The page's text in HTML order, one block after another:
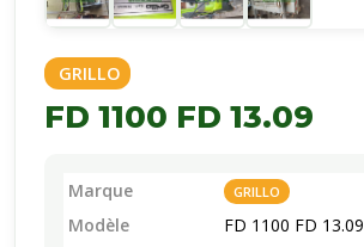
GRILLO
FD 1100 FD 13.09
Marque GRILLO
Modèle
FD 1100 FD 13.09